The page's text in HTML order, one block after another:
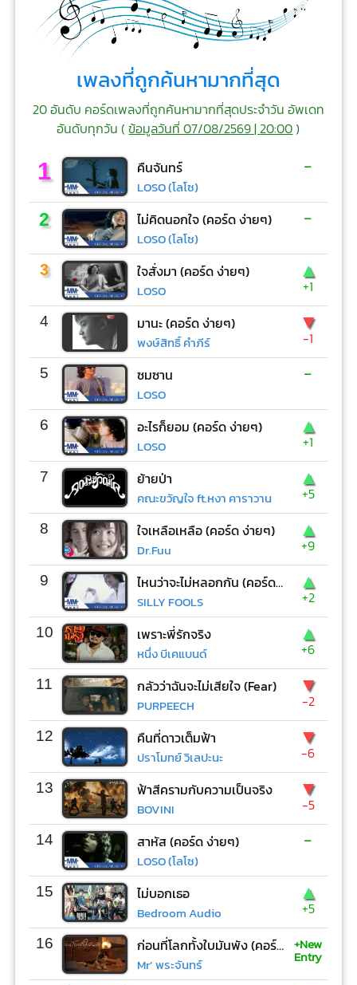
เพลงที่ถูกค้นหามากที่สุด
20 อันดับ คอร์ดเพลงที่ถูกค้นหามากที่สุดประจำวัน อัพเดท
อันดับทุกวัน (ข้อมูลวันที่ 07/08/2569 | 20:00)
1 คืนจันทร์
LOSO (โลโซ)
-
2 ไม่คิดนอกใจ (คอร์ด ง่ายๆ)
LOSO (โลโซ)
-
3 ใจสั่งมา (คอร์ด ง่ายๆ)
LOSO
▲
+1
4 มานะ (คอร์ด ง่ายๆ)
พงษ์สิทธิ์ คำภีร์
▼
-1
5 ซมซาน
LOSO
-
6 อะไรก็ยอม (คอร์ด ง่ายๆ)
LOSO
▲
+1
7 ย้ายป่า
คณะขวัญใจ ft.หงา คาราวาน
▲
+5
8 ใจเหลือเหลือ (คอร์ด ง่ายๆ)
Dr.Fuu
▲
+9
9 ไหนว่าจะไม่หลอกกัน (คอร์ด ง่ายๆ)
SILLY FOOLS
▲
+2
10 เพราะพี่รักจริง
หนึ่ง บีเคแบนด์
▲
+6
11 กลัวว่าฉันจะไม่เสียใจ (Fear)
PURPEECH
▼
-2
12 คืนที่ดาวเต็มฟ้า
ปราโมทย์ วิเลปะนะ
▼
-6
13 ฟ้าสีครามกับความเป็นจริง
BOVINI
▼
-5
14 สาหัส (คอร์ด ง่ายๆ)
LOSO (โลโซ)
-
15 ไม่บอกเธอ
Bedroom Audio
▲
+5
16 ก่อนที่โลกทั้งใบมันพัง (คอร์ด ง่ายๆ)
Mr’ พระจันทร์
+New
Entry